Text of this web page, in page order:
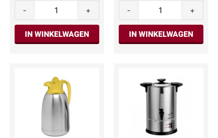
- +
IN WINKELWAGEN
- +
IN WINKELWAGEN